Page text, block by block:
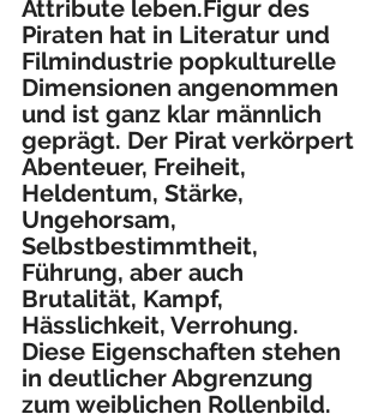
Attribute leben.Figur des
Piraten hat in Literatur und
Filmindustrie popkulturelle
Dimensionen angenommen
und ist ganz klar männlich
geprägt. Der Pirat verkörpert
Abenteuer, Freiheit,
Heldentum, Stärke,
Ungehorsam,
Selbstbestimmtheit,
Führung, aber auch
Brutalität, Kampf,
Hässlichkeit, Verrohung.
Diese Eigenschaften stehen
in deutlicher Abgrenzung
zum weiblichen Rollenbild.